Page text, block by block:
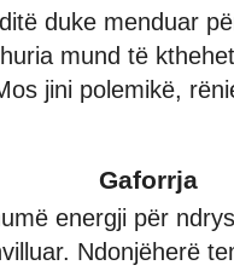
duke menduar
mund të
jini polemikë,
Gaforrja
energji për
Ndonjëherë